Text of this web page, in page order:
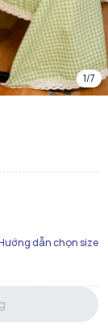
1/7
dẫn chọn size